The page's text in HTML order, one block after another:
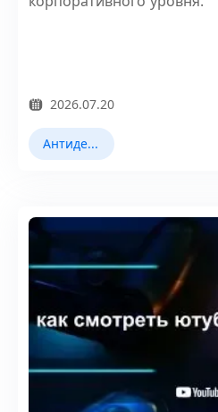
2026.07.20
Антидетект браузеры